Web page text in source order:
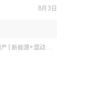
8月3日
比亚迪+上汽+一汽+上汽+长城+吉利+奇瑞（770份）